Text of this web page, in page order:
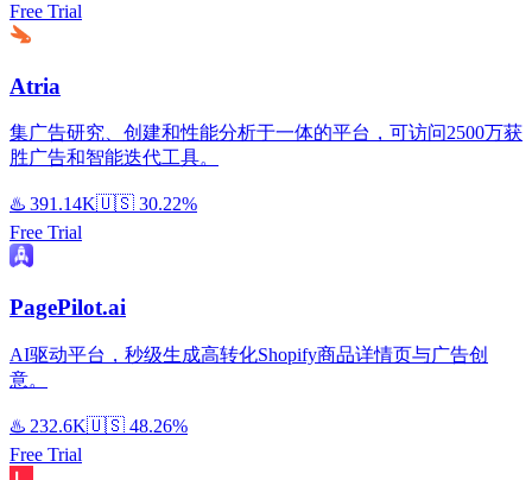
Free Trial
Atria
集广告研究、创建和性能分析于一体的平台，可访问2500万获
胜广告和智能迭代工具。
♨️ 391.14K🇺🇸 30.22%
Free Trial
PagePilot.ai
AI驱动平台，秒级生成高转化Shopify商品详情页与广告创
意。
♨️ 232.6K🇺🇸 48.26%
Free Trial